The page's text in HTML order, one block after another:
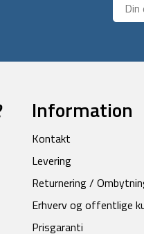
Information
Kontakt
Levering
Returnering /
Erhverv og offentlige
Prisgaranti